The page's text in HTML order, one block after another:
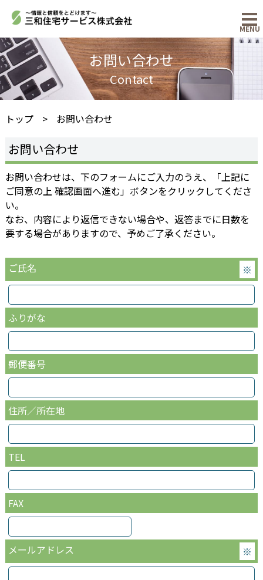
MENU
お問い合わせ
トップ お問い合わせ
お問い合わせ
お問い合わせは、下のフォームにご入力のうえ、「上記に
ご同意の上 確認画面へ進む」ボタンをクリックしてくださ
い。
なお、内容により返信できない場合や、返答までに日数を
要する場合がありますので、予めご了承ください。
ご氏名 ※
ふりがな
郵便番号
住所／所在地
TEL
FAX
メールアドレス ※